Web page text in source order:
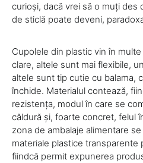
curioși, dacă vrei să o muți des
de sticlă poate deveni,
Cupolele din plastic vin în
clare, altele sunt mai flexibile,
altele sunt tip cutie cu balama,
închide. Materialul contează,
rezistența, modul în care se
căldură și, foarte concret, felul
zona de ambalaje alimentare
materiale plastice
fiindcă permit expunerea